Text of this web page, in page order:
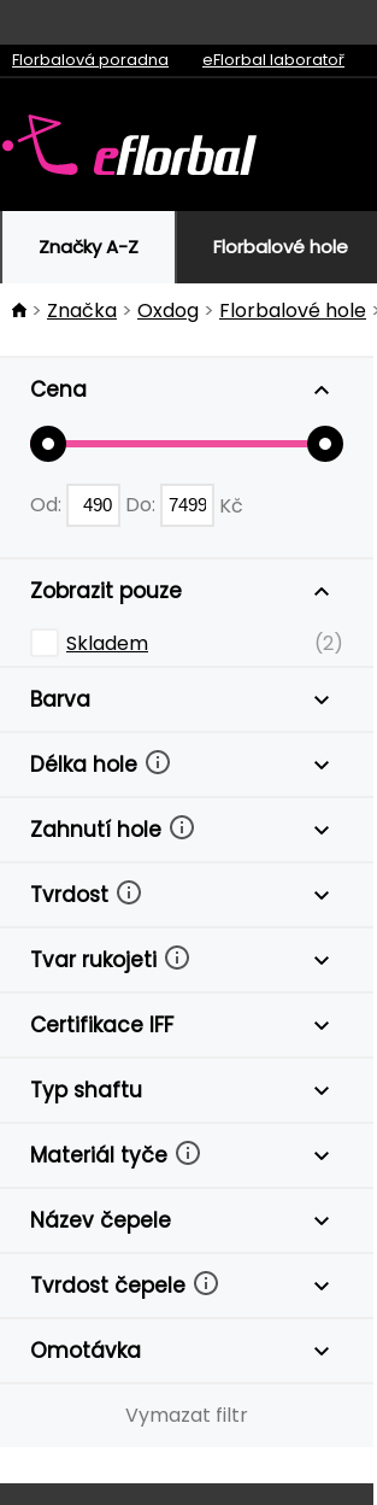
Florbalová poradna eFlorbal laboratoř
Značky A-Z Florbalové hole
Značka Oxdog Florbalové hole
Cena
Od: Do: Kč
Zobrazit pouze
Skladem (2)
Barva
Délka hole
Zahnutí hole
Tvrdost
Tvar rukojeti
Certifikace IFF
Typ shaftu
Materiál tyče
Název čepele
Tvrdost čepele
Omotávka
Vymazat filtr